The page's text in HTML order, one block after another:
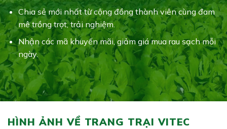
Chia sẻ mới nhất từ cộng đồng thành viên cùng đam
mê trồng trọt, trải nghiệm.
Nhận các mã khuyến mãi, giảm giá mua rau sạch mỗi
ngày.
HÌNH ẢNH VỀ TRANG TRẠI VITEC